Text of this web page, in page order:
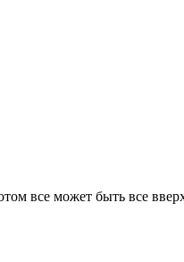
все может быть все